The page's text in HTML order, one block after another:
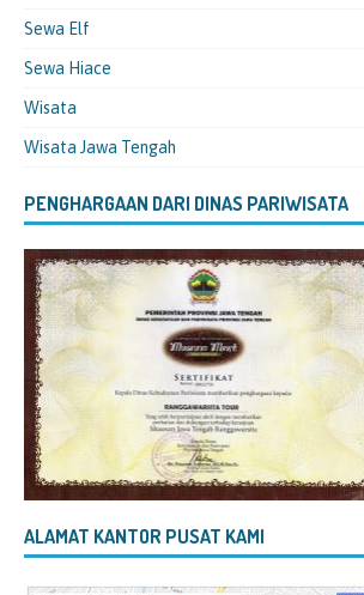
Sewa Elf
Sewa Hiace
Wisata
Wisata Jawa Tengah
PENGHARGAAN DARI DINAS PARIWISATA
ALAMAT KANTOR PUSAT KAMI